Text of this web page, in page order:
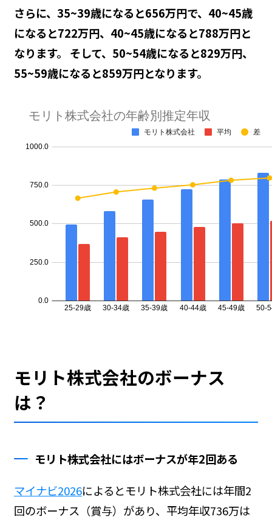
さらに、35~39歳になると656万円で、40~45歳
になると722万円、40~45歳になると788万円と
なります。 そして、50~54歳になると829万円、
55~59歳になると859万円となります。
モリト株式会社のボーナス
は？
モリト株式会社にはボーナスが年2回ある
マイナビ2026によるとモリト株式会社には年間2
回のボーナス（賞与）があり、平均年収736万は